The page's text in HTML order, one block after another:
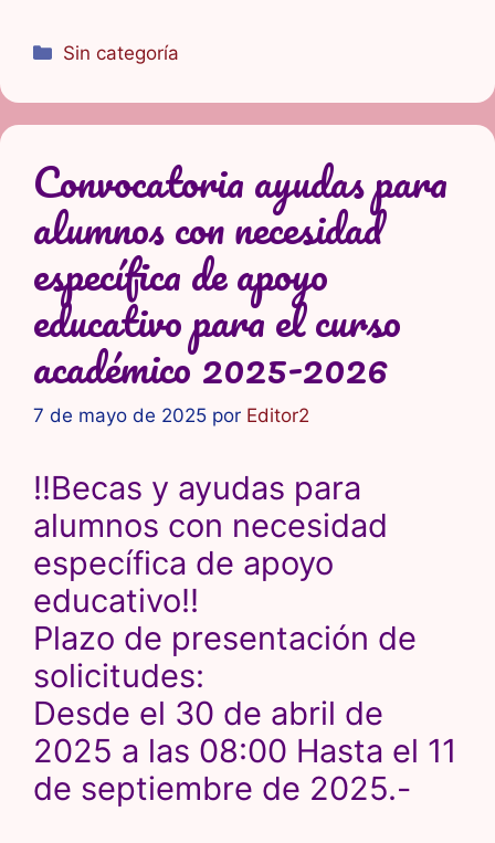
Categorías
Sin categoría
Convocatoria ayudas para
alumnos con necesidad
específica de apoyo
educativo para el curso
académico 2025-2026
7 de mayo de 2025 por Editor2
!!Becas y ayudas para
alumnos con necesidad
específica de apoyo
educativo!!
Plazo de presentación de
solicitudes:
Desde el 30 de abril de
2025 a las 08:00 Hasta el 11
de septiembre de 2025.-